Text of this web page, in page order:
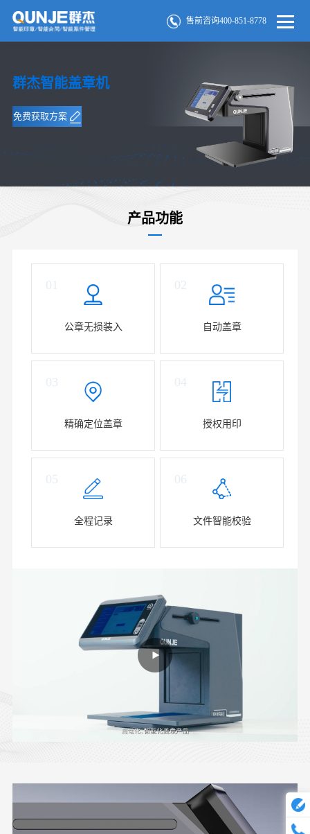
售前咨询400-851-8778
群杰智能盖章机
免费获取方案
产品功能
01
公章无损装入
02
自动盖章
03
精确定位盖章
04
授权用印
05
全程记录
06
文件智能校验